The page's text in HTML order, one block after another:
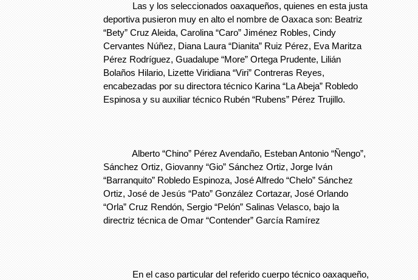
Las y los seleccionados oaxaqueños, quienes en esta justa
deportiva pusieron muy en alto el nombre de Oaxaca son: Beatriz
“Bety” Cruz Aleida, Carolina “Caro” Jiménez Robles, Cindy
Cervantes Núñez, Diana Laura “Dianita” Ruiz Pérez, Eva Maritza
Pérez Rodríguez, Guadalupe “More” Ortega Prudente, Lilián
Bolaños Hilario, Lizette Viridiana “Viri” Contreras Reyes,
encabezadas por su directora técnico Karina “La Abeja” Robledo
Espinosa y su auxiliar técnico Rubén “Rubens” Pérez Trujillo.
Alberto “Chino” Pérez Avendaño, Esteban Antonio “Ñengo”,
Sánchez Ortiz, Giovanny “Gio” Sánchez Ortiz, Jorge Iván
“Barranquito” Robledo Espinoza, José Alfredo “Chelo” Sánchez
Ortiz, José de Jesús “Pato” González Cortazar, José Orlando
“Orla” Cruz Rendón, Sergio “Pelón” Salinas Velasco, bajo la
directriz técnica de Omar “Contender” García Ramírez
En el caso particular del referido cuerpo técnico oaxaqueño,